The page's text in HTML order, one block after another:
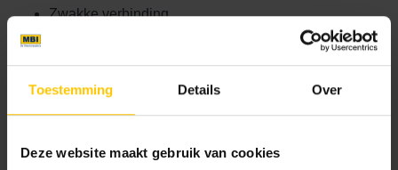
Toestemming Details Over
Deze website maakt gebruik van cookies
Zwakke verbinding
Keuze uit beperkt aantal designs
Hoe wordt een hybride systeem (GeoCeramica®)
gemaakt?